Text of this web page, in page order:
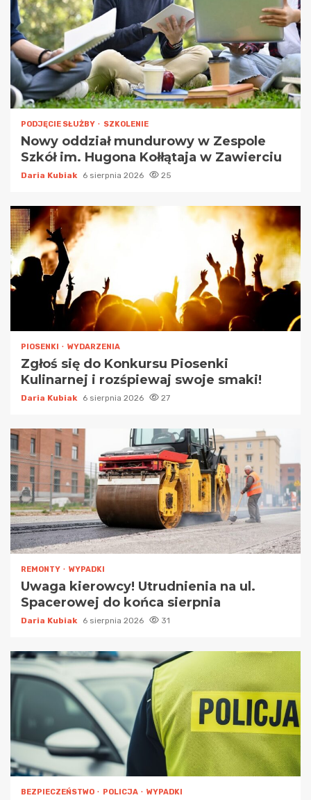
PODJĘCIE SŁUŻBY SZKOLENIE
Nowy oddział mundurowy w Zespole
Szkół im. Hugona Kołłątaja w Zawierciu
Daria Kubiak 6 sierpnia 2026 25
PIOSENKI WYDARZENIA
Zgłoś się do Konkursu Piosenki
Kulinarnej i rozśpiewaj swoje smaki!
Daria Kubiak 6 sierpnia 2026 27
REMONTY WYPADKI
Uwaga kierowcy! Utrudnienia na ul.
Spacerowej do końca sierpnia
Daria Kubiak 6 sierpnia 2026 31
BEZPIECZEŃSTWO POLICJA WYPADKI